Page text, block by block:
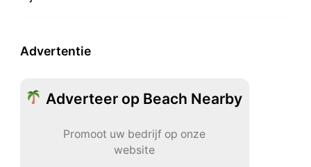
Advertentie
Adverteer op Beach Nearby
Promoot uw bedrijf op onze
website